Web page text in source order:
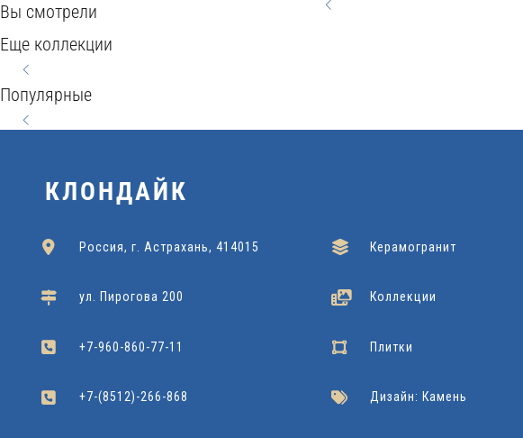
Вы смотрели
Еще коллекции
CITY
STYLE
60x60x120
Grasaro
Подробнее
HOME
WOOD
20x60
Grasaro
Подробнее
BEREG
60x120
Kerranova
Подробнее
Популярные
SEVILLA
42x42
HARMONY
60x60
WOOD
CONCEPT
NATURAL
Cersanit
Подробнее
КЛОНДАЙК
Россия, г. Астрахань, 414015
ул. Пирогова 200
+7-960-860-77-11
+7-(8512)-266-868
Керамогранит
Коллекции
Плитки
Дизайн: Камень